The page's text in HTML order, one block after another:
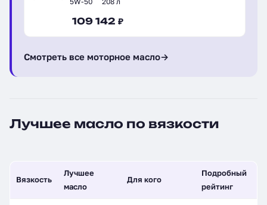
109 142 ₽
Смотреть все моторное масло→
Лучшее масло по вязкости
Вязкость
Лучшее
масло
Для кого
Подробный
рейтинг